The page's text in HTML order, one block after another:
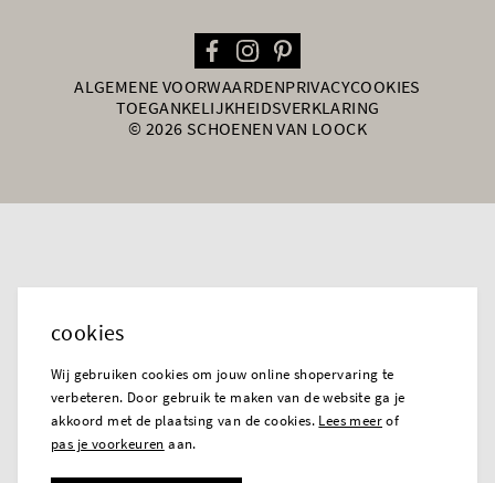
ALGEMENE VOORWAARDENPRIVACYCOOKIES
TOEGANKELIJKHEIDSVERKLARING
© 2026 SCHOENEN VAN LOOCK
cookies
Wij gebruiken cookies om jouw online shopervaring te
verbeteren. Door gebruik te maken van de website ga je
akkoord met de plaatsing van de cookies. Lees meerof
pas je voorkeuren aan.